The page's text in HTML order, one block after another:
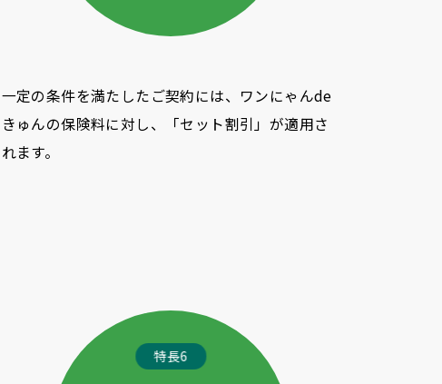
一定の条件を満たしたご契約には、ワンにゃんde
きゅんの保険料に対し、「セット割引」が適用さ
れます。
特長6